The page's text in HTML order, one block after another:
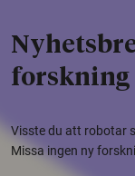
forskning
Visste du att robotar
Missa ingen ny